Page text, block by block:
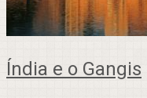
Índia e o Gangis